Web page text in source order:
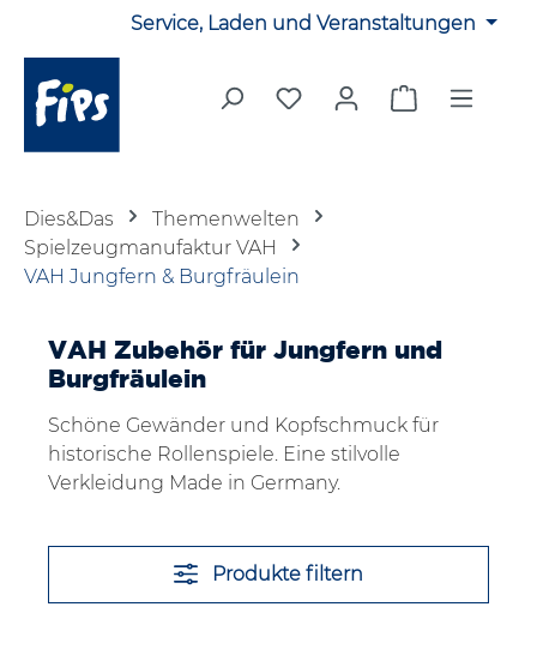
Zum Hauptinhalt springenService, Laden und Veranstaltungen
Du hast 0 Produkte auf
Warenkorb
Dies&Das
Themenwelten
Spielzeugmanufaktur VAH
VAH Jungfern & Burgfräulein
VAH Zubehör für Jungfern und
Burgfräulein
Schöne Gewänder und Kopfschmuck für
historische Rollenspiele. Eine stilvolle
Verkleidung Made in Germany.
Produkte filtern